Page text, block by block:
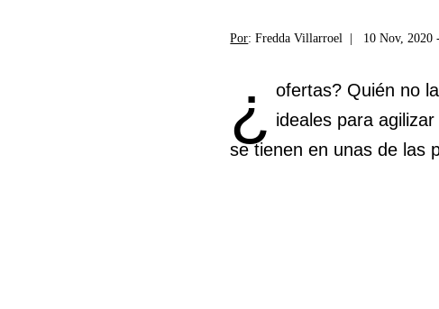
Por: Fredda Villarroel | 10 Nov, 2020
¿ ofertas? Quién no
ideales para
se tienen en unas de las